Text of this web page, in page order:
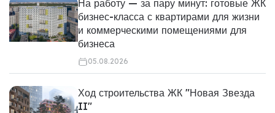
На работу — за пару минут: готовые ЖК
бизнес-класса с квартирами для жизни
и коммерческими помещениями для
бизнеса
05.08.2026
Ход строительства ЖК "Новая Звезда
II"